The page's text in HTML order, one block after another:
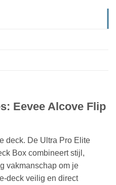
Eevee Alcove Flip
deck. De Ultra Pro Elite
Box combineert stijl,
vakmanschap om je
deck veilig en direct